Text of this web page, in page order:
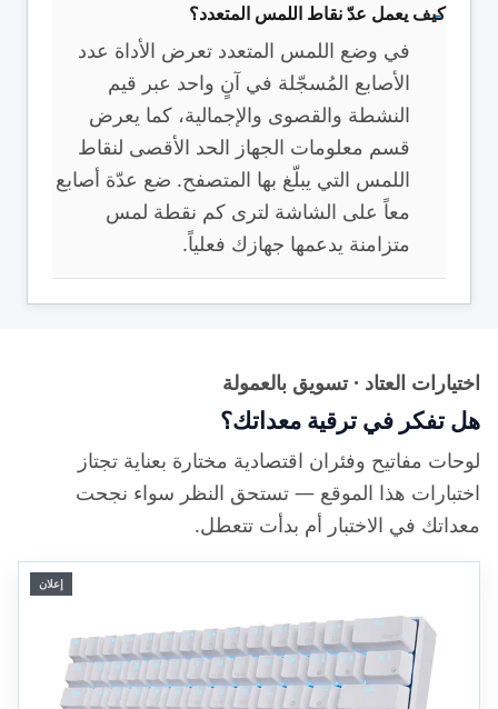
كيف يعمل عدّ نقاط اللمس المتعدد؟
في وضع اللمس المتعدد تعرض الأداة عدد
الأصابع المُسجّلة في آنٍ واحد عبر قيم
النشطة والقصوى والإجمالية، كما يعرض
قسم معلومات الجهاز الحد الأقصى لنقاط
اللمس التي يبلّغ بها المتصفح. ضع عدّة أصابع
معاً على الشاشة لترى كم نقطة لمس
متزامنة يدعمها جهازك فعلياً.
اختيارات العتاد · تسويق بالعمولة
هل تفكر في ترقية معداتك؟
لوحات مفاتيح وفئران اقتصادية مختارة بعناية تجتاز
اختبارات هذا الموقع — تستحق النظر سواء نجحت
معداتك في الاختبار أم بدأت تتعطل.
إعلان